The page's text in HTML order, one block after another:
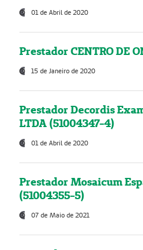
01 de Abril de 2020
Prestador CENTRO DE
15 de Janeiro de 2020
Prestador Decordis
LTDA (51004347-4)
01 de Abril de 2020
Prestador Mosaicum
(51004355-5)
07 de Maio de 2021